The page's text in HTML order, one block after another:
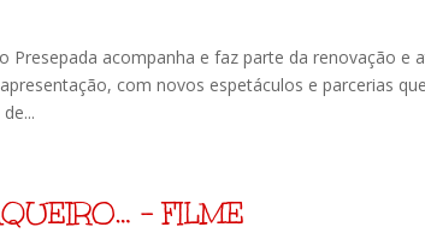
Presepada acompanha e faz parte da renovação e
com novos espetáculos e parcerias
– FILME